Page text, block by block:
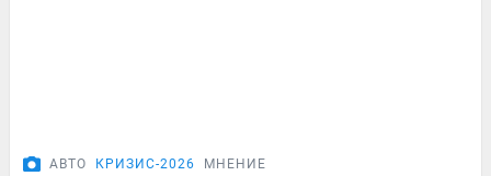
АВТО КРИЗИС-2026 МНЕНИЕ